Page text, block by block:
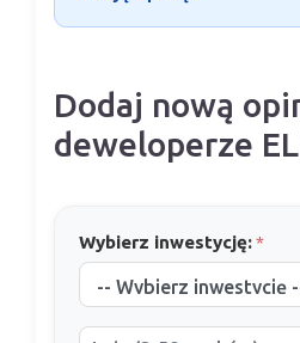
Dodaj nową
deweloperze
Wybierz inwestycję:*